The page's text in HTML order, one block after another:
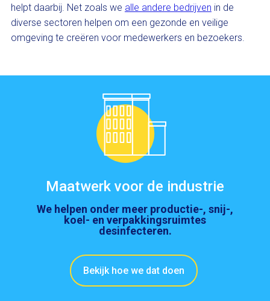
helpt daarbij. Net zoals we alle andere bedrijven in de
diverse sectoren helpen om een gezonde en veilige
omgeving te creëren voor medewerkers en bezoekers.
Maatwerk voor de industrie
We helpen onder meer productie-, snij-,
koel- en verpakkingsruimtes
desinfecteren.
Bekijk hoe we dat doen